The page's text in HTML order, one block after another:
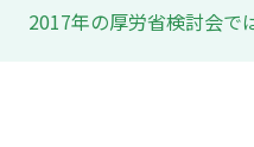
2017年の厚労省検討会で